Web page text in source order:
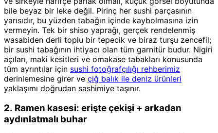
bile beyaz bir leke değil. Pirinç her sushi parçasının
yarısıdır, bu yüzden tabağın içinde kaybolmasına izin
vermeyin. Tek bir shiso yaprağı, gerçek rendelenmiş
wasabiden derli toplu bir tepecik ve biraz turşu zencefil;
bir sushi tabağının ihtiyacı olan tüm garnitür budur. Nigiri
açıları, maki kesitleri ve omakase tabakları konusunda
tüm ayrıntılar için sushi fotoğrafçılığı rehberimiz
derinlemesine girer ve çiğ balık ile deniz ürünleri
yaklaşımı doğrudan sashimiye taşınır.
2. Ramen kasesi: erişte çekişi + arkadan
aydınlatmalı buhar